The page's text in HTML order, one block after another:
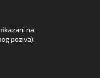
na
poziva).